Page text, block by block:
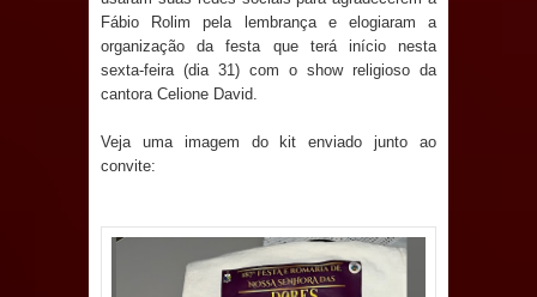
campanha Julho Neon com ações de
conscientização sobre saúde bucal
antecipa pagamento do mês de julho
Santana
Fábio Rolim pela lembrança e elogiaram a
organização da festa que terá início nesta
sexta-feira (dia 31) com o show religioso da
cantora Celione David.
Veja uma imagem do kit enviado junto ao
convite: